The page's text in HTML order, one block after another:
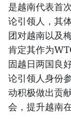
是越南代表首
论引领人，其
团对越南以及
肯定其作为
固越日两国良
论引领人身份
动积极做出贡
会，提升越南